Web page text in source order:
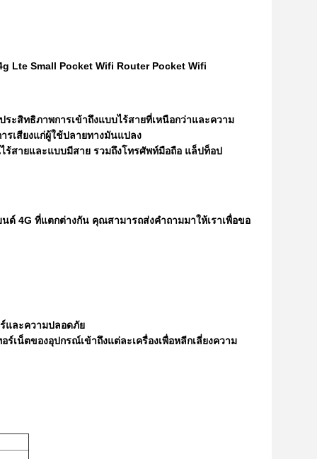
Lte Small Pocket Wifi Router Pocket Wifi
ะสิทธิภาพการเข้าถึงแบบไร้สายที่เหนือกว่าและความ
รเสียงแก่ผู้ใช้ปลายทางมันแปลง
สายและแบบมีสาย รวมถึงโทรศัพท์มือถือ แล็ปท็อป
ด์ 4G ที่แตกต่างกัน คุณสามารถส่งคำถามมาให้เราเพื่อขอ
และความปลอดภัย
เน็ตของอุปกรณ์เข้าถึงแต่ละเครื่องเพื่อหลีกเลี่ยงความ